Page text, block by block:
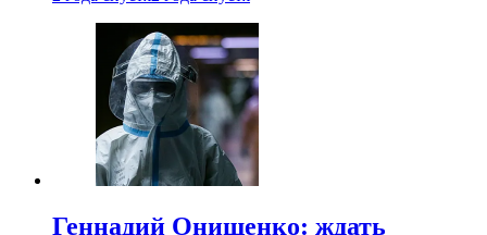
Геннадий Онищенко: ждать